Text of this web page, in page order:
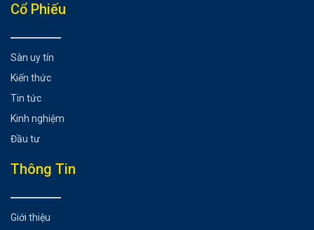
Cổ Phiếu
Sàn uy tín
Kiến thức
Tin tức
Kinh nghiệm
Đầu tư
Thông Tin
Giới thiệu